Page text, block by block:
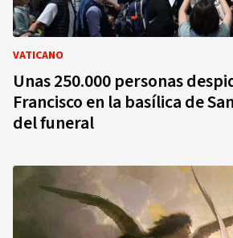
VATICANO
Unas 250.000 personas
Francisco en la basílica de
del funeral